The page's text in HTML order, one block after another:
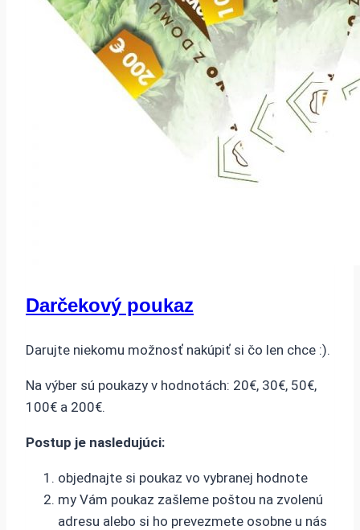
Darčekový poukaz
Darujte niekomu možnosť nakúpiť si čo len chce :).
Na výber sú poukazy v hodnotách: 20€, 30€, 50€,
100€ a 200€.
Postup je nasledujúci:
objednajte si poukaz vo vybranej hodnote
my Vám poukaz zašleme poštou na zvolenú
adresu alebo si ho prevezmete osobne u nás